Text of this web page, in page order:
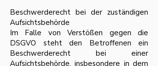
Beschwerderecht bei der zuständigen
Aufsichtsbehörde
Im Falle von Verstößen gegen die
DSGVO steht den Betroffenen ein
Beschwerderecht bei einer
Aufsichtsbehörde, insbesondere in dem